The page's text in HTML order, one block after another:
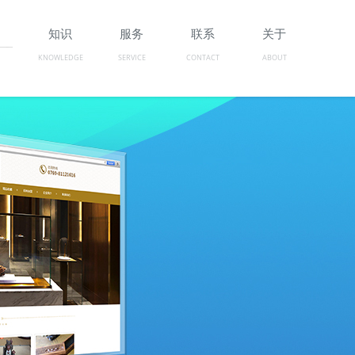
知识
KNOWLEDGE
服务
SERVICE
联系
CONTACT
关于
ABOUT